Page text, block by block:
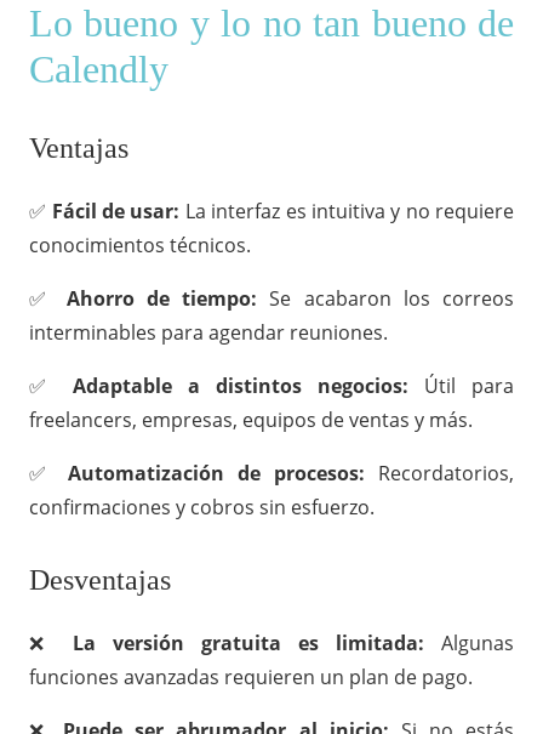
Lo bueno y lo no tan bueno de
Calendly
Ventajas
✅ Fácil de usar: La interfaz es intuitiva y no requiere
conocimientos técnicos.
✅ Ahorro de tiempo: Se acabaron los correos
interminables para agendar reuniones.
✅ Adaptable a distintos negocios: Útil para
freelancers, empresas, equipos de ventas y más.
✅ Automatización de procesos: Recordatorios,
confirmaciones y cobros sin esfuerzo.
Desventajas
❌ La versión gratuita es limitada: Algunas
funciones avanzadas requieren un plan de pago.